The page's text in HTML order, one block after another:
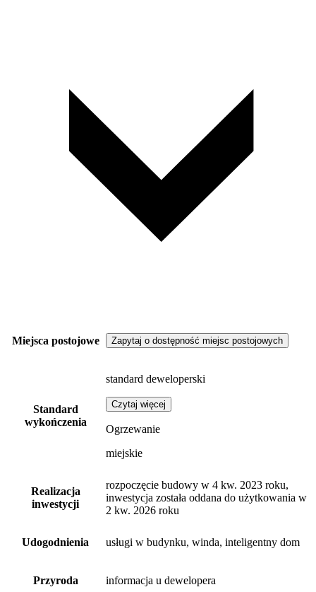
Miejsca postojowe Zapytaj o dostępność miejsc postojowych
Standard
wykończenia
standard deweloperski
Czytaj więcej
Ogrzewanie
miejskie
Realizacja
inwestycji
rozpoczęcie budowy w 4 kw. 2023 roku,
inwestycja została oddana do użytkowania w
2 kw. 2026 roku
Udogodnienia usługi w budynku, winda, inteligentny dom
Przyroda informacja u dewelopera